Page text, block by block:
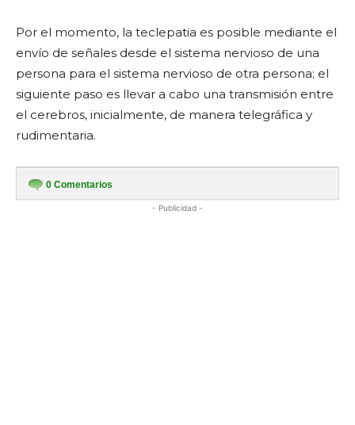
Por el momento, la teclepatia es posible mediante el
envío de señales desde el sistema nervioso de una
persona para el sistema nervioso de otra persona; el
siguiente paso es llevar a cabo una transmisión entre
el cerebros, inicialmente, de manera telegráfica y
rudimentaria.
0 Comentarios
- Publicidad -